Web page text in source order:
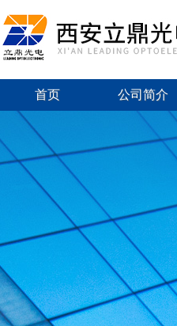
首页 公司简介